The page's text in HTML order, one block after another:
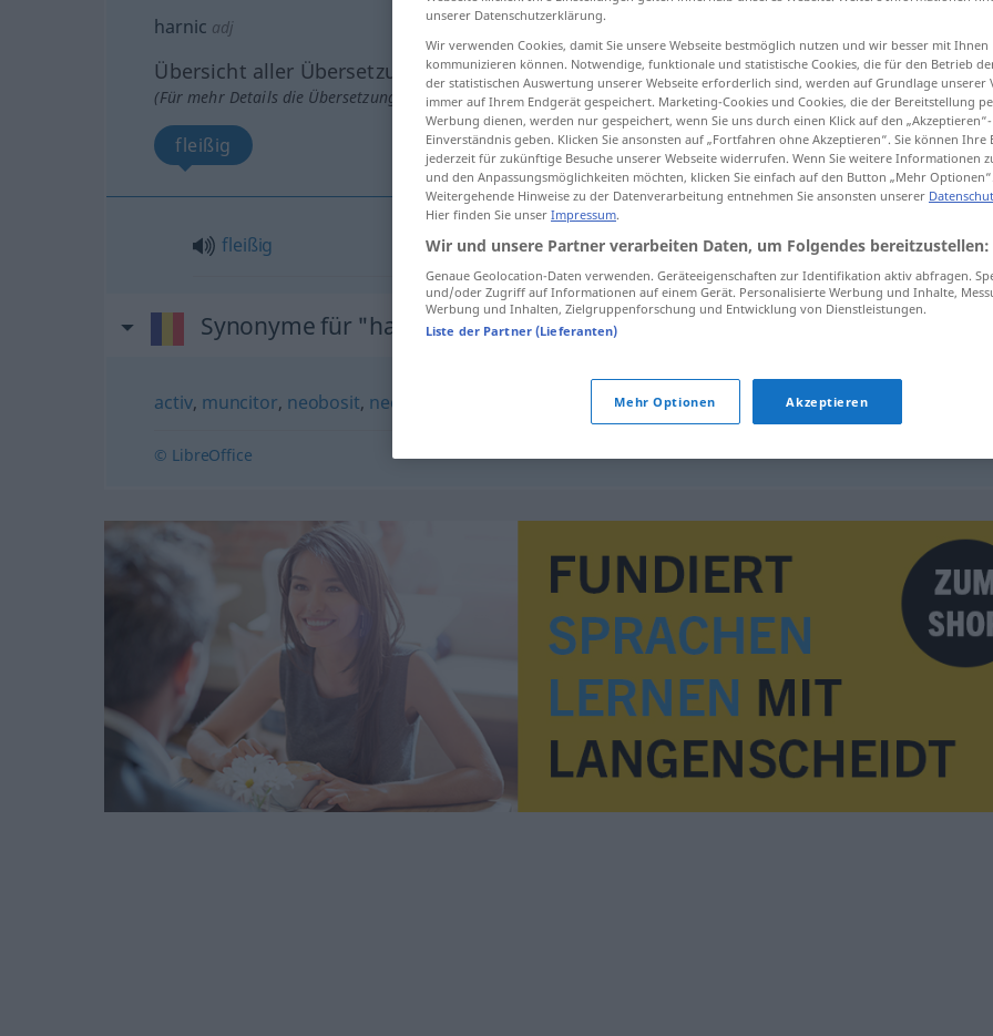
harnic adj
Übersicht aller Übersetzungen
(Für mehr Details die Übersetzung anklicken/antippen)
fleißig
fleißig harnic
Synonyme für "harnic"
activ, muncitor, neobosit, neostenit ,vrednic,zelos spornic
© LibreOffice
unserer Datenschutzerklärung.
Wir verwenden Cookies, damit Sie unsere Webseite bestmöglich nutzen und wir besser mit Ihnen
kommunizieren können. Notwendige, funktionale und statistische Cookies, die für den Betrieb
der statistischen Auswertung unserer Webseite erforderlich sind, werden auf Grundlage unserer
immer auf Ihrem Endgerät gespeichert. Marketing-Cookies und Cookies, die der Bereitstellung
Werbung dienen, werden nur gespeichert, wenn Sie uns durch einen Klick auf den
Einverständnis geben. Klicken Sie ansonsten auf „Fortfahren ohne Akzeptieren“. Sie können
jederzeit für zukünftige Besuche unserer Webseite widerrufen. Wenn Sie weitere Informationen
und den Anpassungsmöglichkeiten möchten, klicken Sie einfach auf den Button „Mehr
Weitergehende Hinweise zu der Datenverarbeitung entnehmen Sie ansonsten unserer
Hier finden Sie unser Impressum.
Wir und unsere Partner verarbeiten Daten, um Folgendes bereitzustellen:
Genaue Geolocation-Daten verwenden. Geräteeigenschaften zur Identifikation aktiv abfragen.
und/oder Zugriff auf Informationen auf einem Gerät. Personalisierte Werbung und Inhalte,
Werbung und Inhalten, Zielgruppenforschung und Entwicklung von Dienstleistungen.
Liste der Partner (Lieferanten)
Mehr Optionen Akzeptieren